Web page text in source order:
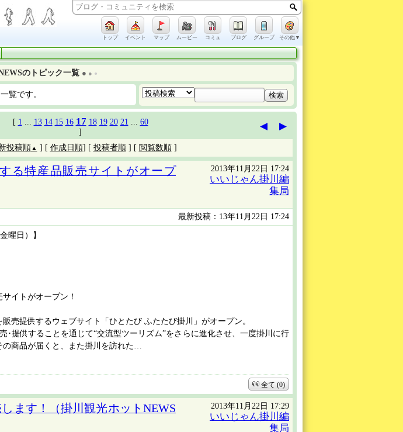
トップ イベント マップ ムービー コミュ ブログ グループ その他▼
のトピック一覧 ● ● ●
覧です。
[ 1 ... 13 14 15 16 17 18 19 20 21 ... 60
]
◀ ▶
投稿順 ▲ ] [ 作成日順] [ 投稿者順] [ 閲覧数順]
る特産品販売サイトがオープ
2013年11月22日 17:24
いいじゃん掛川編
集局
最新投稿：13年11月22日 17:24
曜日）】
イトがオープン！
売提供するウェブサイト「ひとたび ふたたび掛川」がオープン。
･提供することを通じて“交流型ツーリズム”をさらに進化させ、一度掛川に行
の商品が届くと、また掛川を訪れた…
全て (0)
ます！（掛川観光ホットNEWS
2013年11月22日 17:29
いいじゃん掛川編
集局